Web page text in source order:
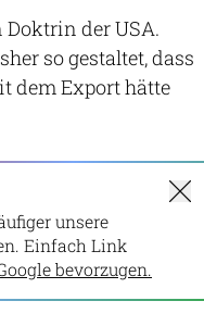
der USA.
so gestaltet, dass
dem Export hätte
unsere
Einfach Link
bevorzugen.